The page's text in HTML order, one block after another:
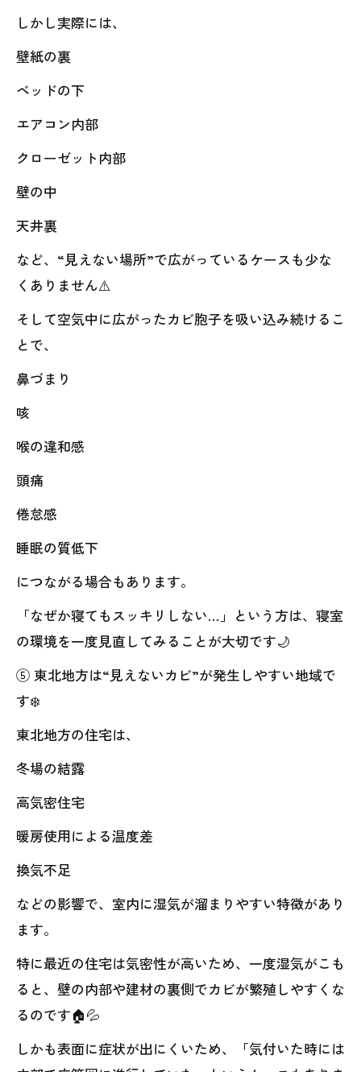
しかし実際には、
壁紙の裏
ベッドの下
エアコン内部
クローゼット内部
壁の中
天井裏
など、“見えない場所”で広がっているケースも少な
くありません⚠️
そして空気中に広がったカビ胞子を吸い込み続けるこ
とで、
鼻づまり
咳
喉の違和感
頭痛
倦怠感
睡眠の質低下
につながる場合もあります。
「なぜか寝てもスッキリしない…」という方は、寝室
の環境を一度見直してみることが大切です🌙
⑤ 東北地方は“見えないカビ”が発生しやすい地域で
す❄️
東北地方の住宅は、
冬場の結露
高気密住宅
暖房使用による温度差
換気不足
などの影響で、室内に湿気が溜まりやすい特徴があり
ます。
特に最近の住宅は気密性が高いため、一度湿気がこも
ると、壁の内部や建材の裏側でカビが繁殖しやすくな
るのです🏠💦
しかも表面に症状が出にくいため、「気付いた時には